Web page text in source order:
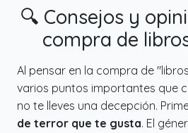
🔍 Consejos y
compra de
Al pensar en la compra de
varios puntos importantes que
no te lleves una decepción.
de terror que te gusta. El